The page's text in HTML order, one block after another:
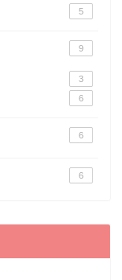
5
9
3
6
6
6